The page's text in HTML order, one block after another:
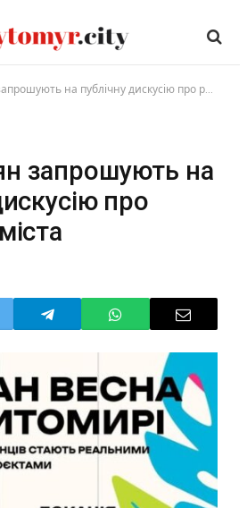
на публічну дискусію про розвиток міста
запрошують на
про